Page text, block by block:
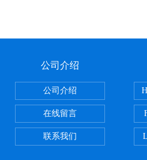
公司介绍
公司介绍
在线留言
联系我们